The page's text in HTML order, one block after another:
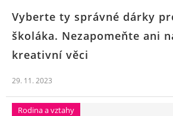
Vyberte ty správné dárky
školáka. Nezapomeňte ani
kreativní věci
29. 11. 2023
Rodina a vztahy